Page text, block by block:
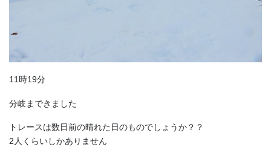
11時19分
分岐まできました
トレースは数日前の晴れた日のものでしょうか？？
2人くらいしかありません